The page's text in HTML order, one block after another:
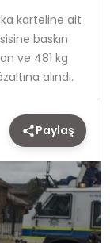
karteline ait
baskın
ve 481 kg
alındı.
Paylaş